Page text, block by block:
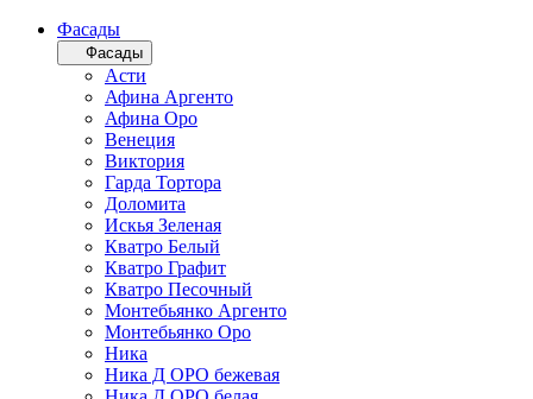
Фасады
Фасады
Асти
Афина Аргенто
Афина Оро
Венеция
Виктория
Гарда Тортора
Доломита
Искья Зеленая
Кватро Белый
Кватро Графит
Кватро Песочный
Монтебьянко Аргенто
Монтебьянко Оро
Ника
Ника Д ОРО бежевая